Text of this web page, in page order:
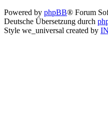
Powered by phpBB® Forum
Deutsche Übersetzung durch
Style we_universal created by